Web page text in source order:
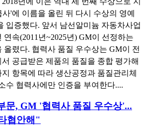
'에 이름을 올린 뒤 다시 수상의 영예
입증했다. 앞서 남선알미늄 자동차사업
연속(2011년~2025년) GM이 선정하는
올렸다. 협력사 품질 우수상는 GM이 전
공급받은 제품의 품질을 종합 평가해
항목에 따라 생산공정과 품질관리체
수 협력사에만 인증을 부여한다....
문, GM '협력사 품질 우수상'...
협안해"